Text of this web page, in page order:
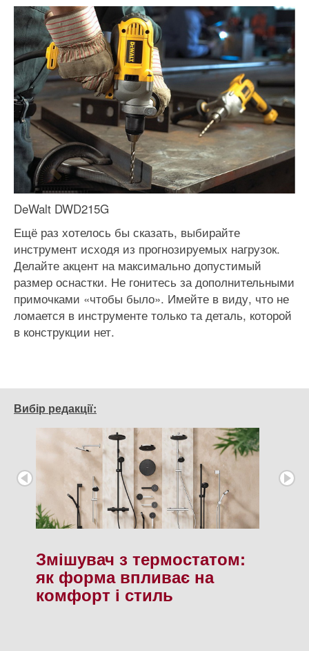
DeWalt DWD215G
Ещё раз хотелось бы сказать, выбирайте
инструмент исходя из прогнозируемых нагрузок.
Делайте акцент на максимально допустимый
размер оснастки. Не гонитесь за дополнительными
примочками «чтобы было». Имейте в виду, что не
ломается в инструменте только та деталь, которой
в конструкции нет.
Вибір редакції:
Змішувач з термостатом:
як форма впливає на
комфорт і стиль